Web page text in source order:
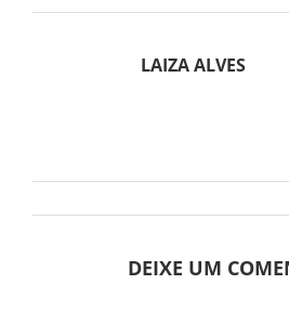
LAIZA ALVES
DEIXE UM